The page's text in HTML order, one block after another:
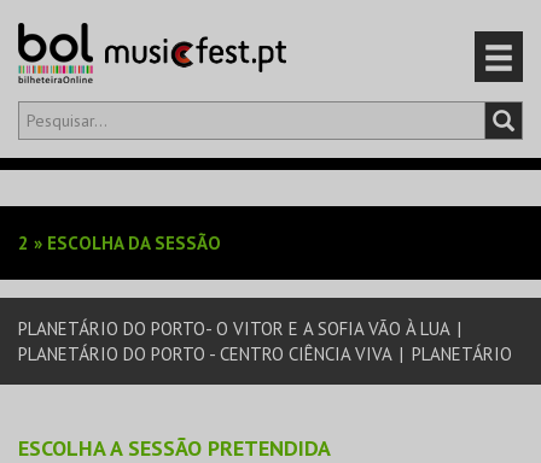
Olá,iniciar sessão
EVENTOS
CARTÕES
2 » ESCOLHA DA SESSÃO
PLANETÁRIO DO PORTO- O VITOR E A SOFIA VÃO À LUA |
PLANETÁRIO DO PORTO - CENTRO CIÊNCIA VIVA | PLANETÁRIO
ESCOLHA A SESSÃO PRETENDIDA